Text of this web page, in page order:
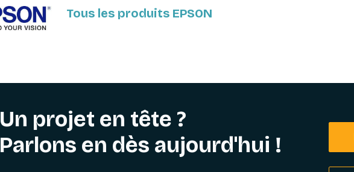
Tous les produits EPSON
Un projet en tête ?
Parlons en dès aujourd'hui !